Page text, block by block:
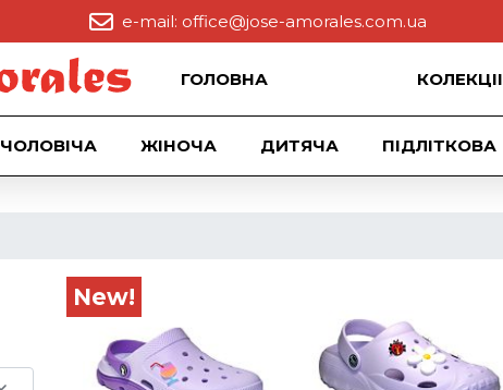
e-mail: office@jose-amorales.com.ua
ГОЛОВНА КОЛЕКЦII
ЧОЛОВІЧА ЖІНОЧА ДИТЯЧА ПІДЛІТКОВА
New!